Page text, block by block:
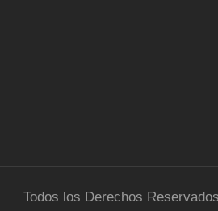
Todos los Derechos